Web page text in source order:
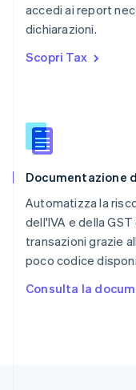
accedi ai report
dichiarazioni.
Scopri Tax
Documentazione
Automatizza la
dell'IVA e della
transazioni grazie
poco codice
Consulta la
RAS di Hong
English简体中文
Regno Unito
English
English
Singapore
Slovacchia
English
Slovenia
Spagna
EspañolEnglish
English Español简